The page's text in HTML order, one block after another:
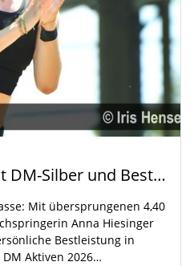
Anna Hiesinger: Mit DM-Silber und Bestleistung zur U20-WM
Mit übersprungenen 4,40
Anna Hiesinger
Bestleistung in
Aktiven 2026…